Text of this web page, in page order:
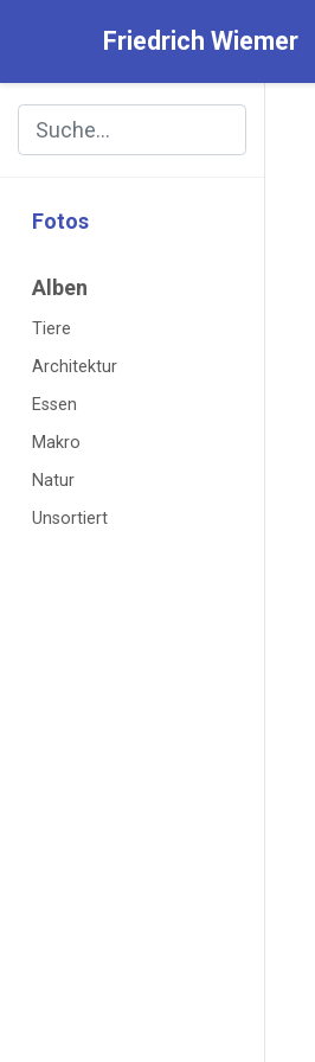
Friedrich Wiemer
Fotos
Alben
Tiere
Architektur
Essen
Makro
Natur
Unsortiert